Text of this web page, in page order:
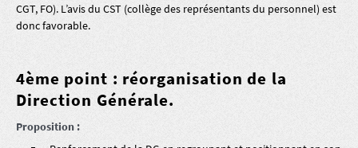
CGT, FO). L’avis du CST (collège des représentants du personnel) est
donc favorable.
4ème point : réorganisation de la
Direction Générale.
Proposition :